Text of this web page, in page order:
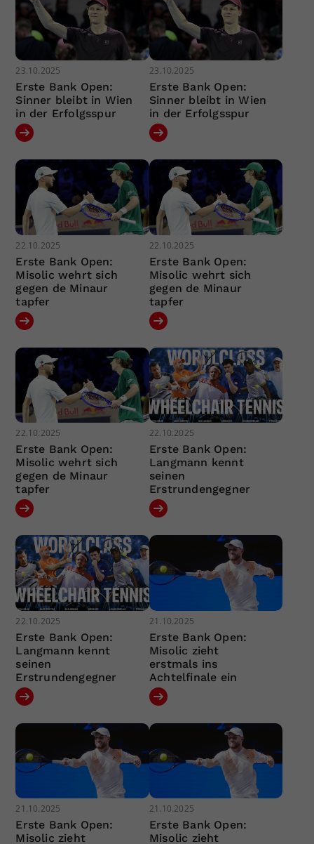
23.10.2025
Erste Bank Open:
Sinner bleibt in Wien
in der Erfolgsspur
23.10.2025
Erste Bank Open:
Sinner bleibt in Wien
in der Erfolgsspur
22.10.2025
Erste Bank Open:
Misolic wehrt sich
gegen de Minaur
tapfer
22.10.2025
Erste Bank Open:
Misolic wehrt sich
gegen de Minaur
tapfer
22.10.2025
Erste Bank Open:
Misolic wehrt sich
gegen de Minaur
tapfer
22.10.2025
Erste Bank Open:
Langmann kennt
seinen
Erstrundengegner
22.10.2025
Erste Bank Open:
Langmann kennt
seinen
Erstrundengegner
21.10.2025
Erste Bank Open:
Misolic zieht
erstmals ins
Achtelfinale ein
21.10.2025
Erste Bank Open:
Misolic zieht
21.10.2025
Erste Bank Open:
Misolic zieht